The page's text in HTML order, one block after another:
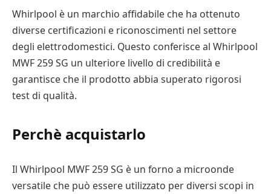
Whirlpool è un marchio affidabile che ha ottenuto
diverse certificazioni e riconoscimenti nel settore
degli elettrodomestici. Questo conferisce al Whirlpool
MWF 259 SG un ulteriore livello di credibilità e
garantisce che il prodotto abbia superato rigorosi
test di qualità.
Perchè acquistarlo
Il Whirlpool MWF 259 SG è un forno a microonde
versatile che può essere utilizzato per diversi scopi in